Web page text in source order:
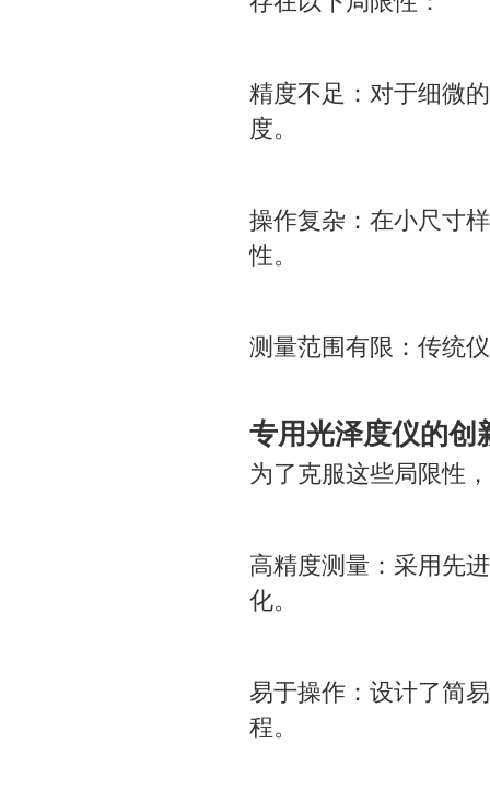
精度不足：对于细微
度。
操作复杂：在小尺寸
性。
测量范围有限：传统
专用光泽度仪的创
为了克服这些局限性
高精度测量：采用先
化。
易于操作：设计了简
程。